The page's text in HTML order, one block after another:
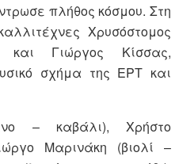
πλήθος κόσμου. Στη
Χρυσόστομος
και Γιώργος Κίσσας,
σχήμα της ΕΡΤ και
– καβάλι), Χρήστο
Μαρινάκη (βιολί –